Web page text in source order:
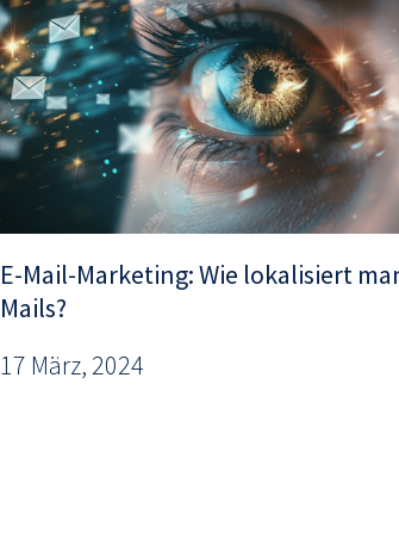
E-Mail-Marketing: Wie lokalisiert
Mails?
17 März, 2024